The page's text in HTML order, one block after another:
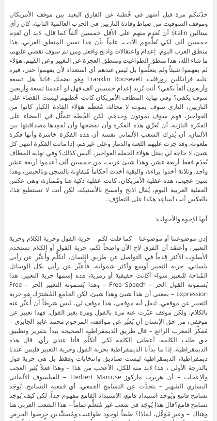
حدَّثتكم مرة قبل أشهر في خُطبة عن الفارق البعيد بين موقف الأمريكان
وموقف السوفيت من ضباط وقادة النازيين في الحرب العالمية الثانية، كان رأي
ستالين Stalin أن نُعدِم منهم على الأقل خمسين ألفاً كما قال، لابد أن نُعدِم
خمسين ألف لكي نُعلِّمهم الأدب، علماً بأن هذا نفس المنطق العربي، هذا
منطق العرب اليوم، إعدام واعتقالات واذبح وافعل ومن ثم سوف نقضي عليهم،
ما شاء الله، هذا منطق الطواغيت ومنطق العجزة عن التغيير وعن الفهم، هؤلاء
لم يفهموا شيئاً ولم يتعلَّموا بل ليس عندهم أي استعداد لأن يفهموا حتى، فيرد
عليه فرانكلين روزفلت Franklin Roosevelt وهو يضحك قائلاً هل تسعة
وأربعون ألفاً يكفي؟ أنت تُريد إعدام خمسين ألف فهل لو أعدمنا تسعة وأربعين
سوف يكفي؟ وفي نهاية المطاف الأمريكان كانت خُطتهم ليست القضاء على
النازيين، النازي سوف يموت لا محالة، مُعظَم هؤلاء القادة الكبار كانوا من
العواجيز، فهم سوف يموتون وحدهم، لكن الخُطة تتمثَّل في القضاء على
الفكرة النازية، أن نُعرِّي هذه الفكرة وأن نفضحها وأن نُفقِدها مصداقيتها بين
الألمان، أن يُدرِك الشعب الألماني نفسه أن هذه الفكرة خاسرة وأنها فكرة
ملعونة، وقد جرت عليهم اللعنة والدمار وعلى غيرهم، إذا ماتت الفكرة انتهى كل
شيئ، لا حاجة لي بقتل هؤلاء الحملة العواجيز، أليس كذلك؟ وفي نهاية المطاف
يُعدَم فقط أربعة عشر، وهذا شيئ غريب، من خمسين ألف أعدموا أربعة عشر
واحد، وثلاثة أخذوا براءة، والبقية أخذت أحكاماً مُتفاوِتة بالسجن وبالحبس، وهذا
شيئ عجيب، هذه عقلية الأمريكان، كانت عقلية ذكية هنا ومُمتازة، وهى عكس
العقلية العربية اليوم، يُقال اذبح وامسح بالأستيكة، لكن أنت لا تستطيع هذا،
بالعكس أنت تُساعِد هكذا على التطرّف .
أيها الإخوة والأخوات:
إذن موضوعتنا أو موضوعنا – كما قلت لكم – حرية القول وحرية الكلام وحرية
التعبير، وأعتقد أن الفرق لاح الآن واضحاً لكم، حرية القول أو الكلام تستخدم
الأسلوب الأكثر قِدماً في التواصل عن طريق اللسان، أتكلَّم وأُعبِّر عن رأيي
بلساني، حرية التعبير أوسع وأكثر شمولية، فأُعبِّر عن رأيي بكل الوسائل
المُتاحة للتعبير سواء أكانت حقيقية أو رمزية، هذه إسمها حرية التعبير، هذا
يُسمونه القول الحر – Free Speech – وهذا يُسمونه التعبير الحر – Free
Expression – بمعنى أن هذا شيئ وهذا شيئ، لكن الجامع المُشترَك هو حرية
التعبير عن موقفي، لنقل أنه موقفي، هذا موقف لي، ليس شرطاً أن أُعبِّر عنه
بالكلام، ولكن موقف عبَّرت عنه مرة بالقول ومرة بغير القول، فهذا تعبير عن
موقفي، من حق الإنسان أن يُعبِّر عن مواقفه، المرحوم محمد عابد الجابري –
مُفكِّر المغرب الرائع – قال طريق الديمقراطية الصحيحة يبدأ بتقرير وتطبيق
حق طلب الكلمة، أعطنى الكلمة لكي أتكلَّم فأنا عندي رأي، قال هذه
الديمقراطية، إذا ما بدأنا الديمقراطية بحرية القول وحرية التعبير فليس عندنا
ديمقراطية، الديمقراطية ليست صناديق وانتخابات وفقط بل هى حرية قول
بالدرجة الأولى ، هذا لابد منه للكل، الأعجب من هذا – وهذا فعلاً يُثير العجب
والإعجاب – أن هربرت ماركوز Herbert Marcuse – الفيلسوف الألماني
اليساري الشهير – يتحدَّث عن التسامح القمعي، أي قمعية التسامح، يُوجَد
تسامح قامع ويُوجَد استبداد قامع، الاستبداد القامع مفهوم جداً، لكن كيف يُوجَد
تسامح قامع؟قال هذا يُوجَد في شعب غير مُتعلِّم تماماً – هذا الشعب العربي هنا
وهناك – وغير مُؤهَّل، لماذا؟ طبعاً لوجود طواغيت ومُستبِّدين حرصوا الحرص